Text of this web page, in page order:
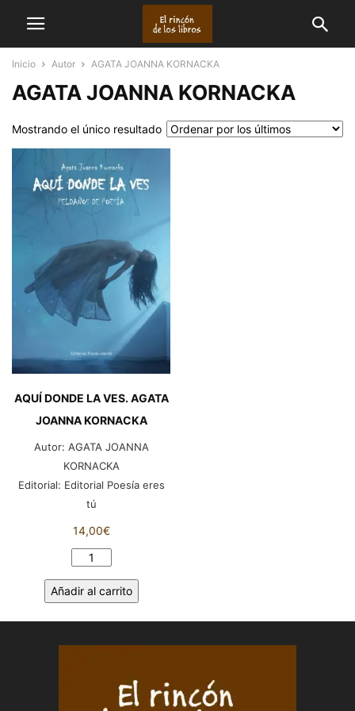
Inicio Autor AGATA JOANNA KORNACKA
AGATA JOANNA KORNACKA
Mostrando el único resultado
AQUÍ DONDE LA VES. AGATA
JOANNA KORNACKA
Autor: AGATA JOANNA
KORNACKA
Editorial: Editorial Poesía eres
tú
14,00€
AQUÍ
LA
Añadir al carrito